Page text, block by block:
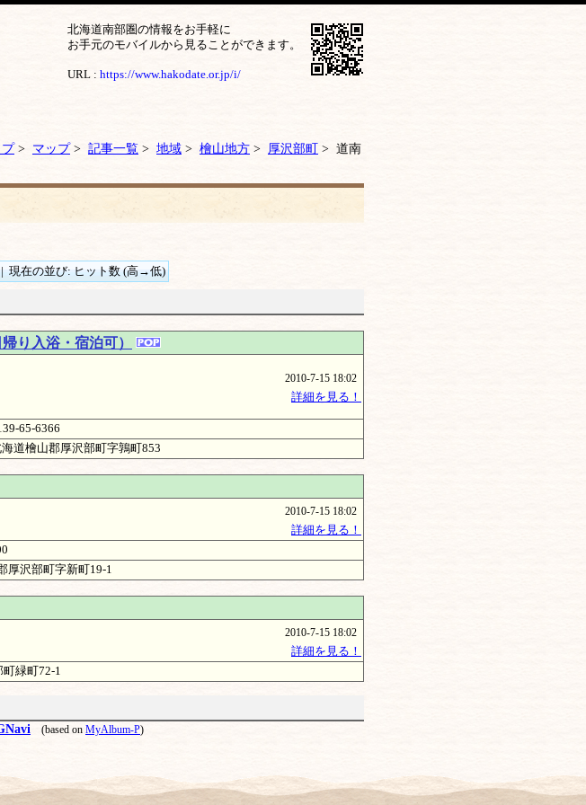
北海道南部圏の情報をお手軽に
お手元のモバイルから見ることができます。
URL : https://www.hakodate.or.jp/i/
> マップ> 記事一覧 > 地域 > 檜山地方 > 厚沢部町 > 道南
| 現在の並び: ヒット数 (高→低)
り入浴・宿泊可）
2010-7-15 18:02
詳細を見る！
65-6366
道檜山郡厚沢部町字鶉町853
2010-7-15 18:02
詳細を見る！
厚沢部町字新町19-1
2010-7-15 18:02
詳細を見る！
緑町72-1
(based on MyAlbum-P)